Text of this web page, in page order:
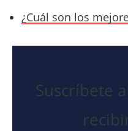
¿Cuál son los
Suscríbete